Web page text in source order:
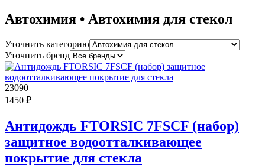
Автохимия • Автохимия для стекол
Уточнить категорию
Уточнить бренд
23090
1450 ₽
Антидождь FTORSIC 7FSCF (набор)
защитное водоотталкивающее
покрытие для стекла